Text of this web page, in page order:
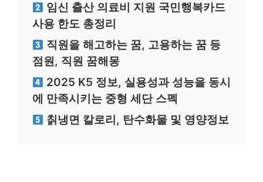
임신 출산 의료비 지원 국민행복카드
사용 한도 총정리
직원을 해고하는 꿈, 고용하는 꿈 등
점원, 직원 꿈해몽
2025 K5 정보, 실용성과 성능을 동시
에 만족시키는 중형 세단 스펙
칡냉면 칼로리, 탄수화물 및 영양정보